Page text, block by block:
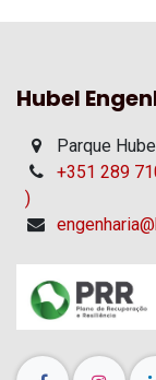
Hubel
Parque
+351 289
)